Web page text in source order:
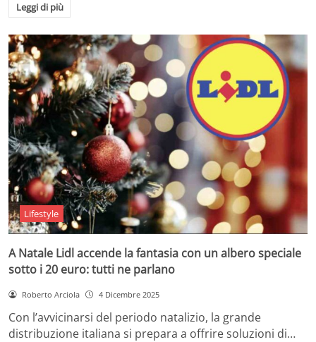
Leggi di più
Lifestyle
A Natale Lidl accende la fantasia con un albero speciale
sotto i 20 euro: tutti ne parlano
Roberto Arciola 4 Dicembre 2025
Con l’avvicinarsi del periodo natalizio, la grande
distribuzione italiana si prepara a offrire soluzioni di…